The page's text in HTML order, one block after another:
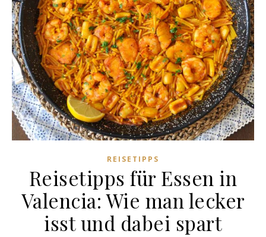
REISETIPPS
Reisetipps für Essen in
Valencia: Wie man lecker
isst und dabei spart